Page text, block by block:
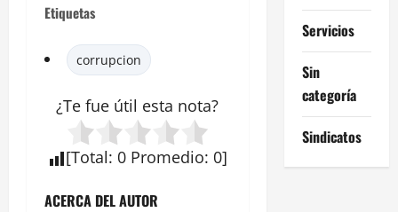
Etiquetas
corrupcion
¿Te fue útil esta nota?
[Total: 0 Promedio: 0]
ACERCA DEL AUTOR
Servicios
Sin
categoría
Sindicatos